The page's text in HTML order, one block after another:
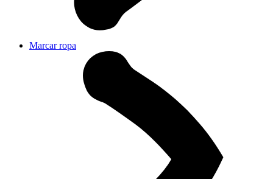
Marcar ropa